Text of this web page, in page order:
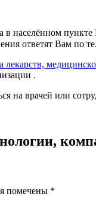
населённом
ответят Вам
лекарств,
.
на врачей или
помечены *